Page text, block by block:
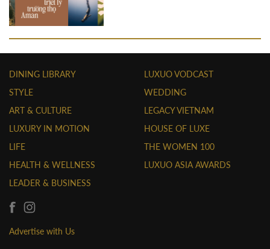
DINING LIBRARY
STYLE
ART & CULTURE
LUXURY IN MOTION
LIFE
HEALTH & WELLNESS
LEADER & BUSINESS
LUXUO VODCAST
WEDDING
LEGACY VIETNAM
HOUSE OF LUXE
THE WOMEN 100
LUXUO ASIA AWARDS
Advertise with Us